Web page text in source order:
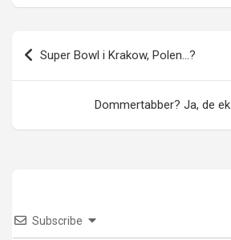
Innleggsnavigasjon
Super Bowl i Krakow, Polen…?
Dommertabber? Ja, de
Subscribe